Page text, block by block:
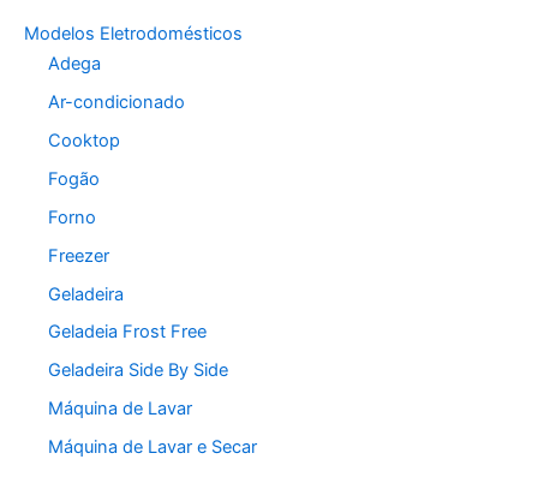
Modelos Eletrodomésticos
Adega
Ar-condicionado
Cooktop
Fogão
Forno
Freezer
Geladeira
Geladeia Frost Free
Geladeira Side By Side
Máquina de Lavar
Máquina de Lavar e Secar